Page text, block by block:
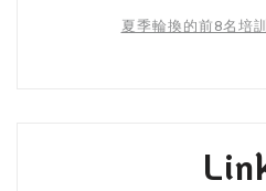
夏季輪換的前8名培